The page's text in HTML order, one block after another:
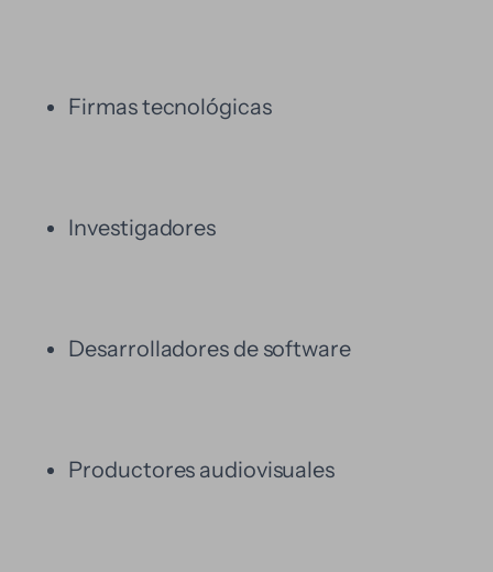
Firmas tecnológicas
Investigadores
Desarrolladores de software
Productores audiovisuales